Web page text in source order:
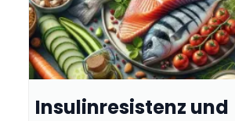
Insulinresistenz und